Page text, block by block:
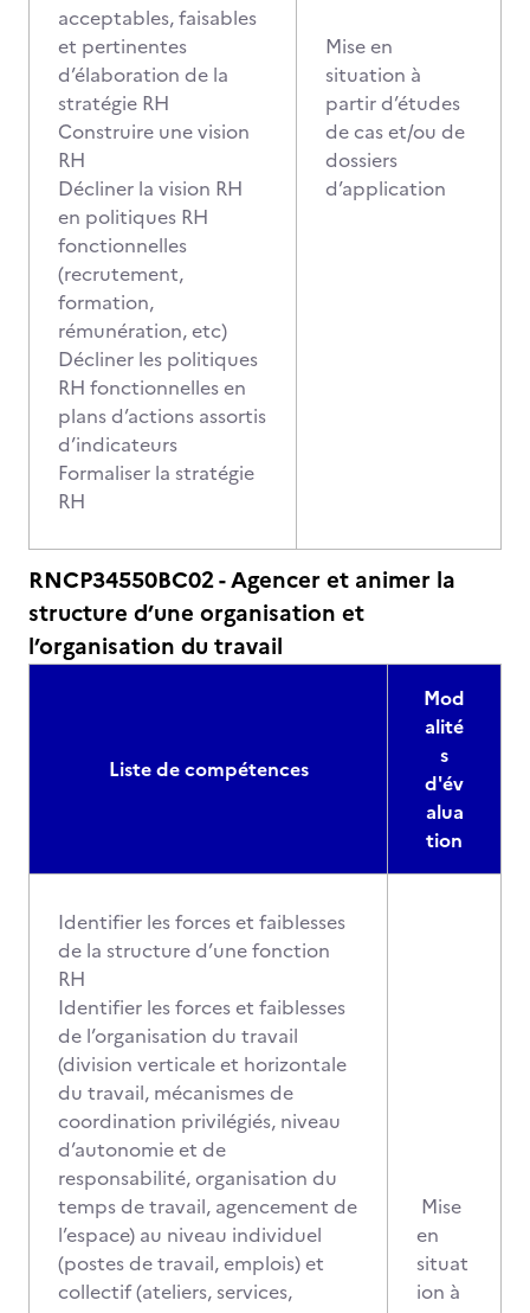
acceptables, faisables
et pertinentes
d’élaboration de la
stratégie RH
Construire une vision
RH
Décliner la vision RH
en politiques RH
fonctionnelles
(recrutement,
formation,
rémunération, etc)
Décliner les politiques
RH fonctionnelles en
plans d’actions assortis
d’indicateurs
Formaliser la stratégie
RH
Mise en
situation à
partir d’études
de cas et/ou de
dossiers
d’application
RNCP34550BC02 - Agencer et animer la
structure d’une organisation et
l’organisation du travail
Liste de compétences
Mod
alité
s
d'év
alua
tion
Identifier les forces et faiblesses
de la structure d’une fonction
RH
Identifier les forces et faiblesses
de l’organisation du travail
(division verticale et horizontale
du travail, mécanismes de
coordination privilégiés, niveau
d’autonomie et de
responsabilité, organisation du
temps de travail, agencement de
l’espace) au niveau individuel
(postes de travail, emplois) et
collectif (ateliers, services,
Mise
en
situat
ion à